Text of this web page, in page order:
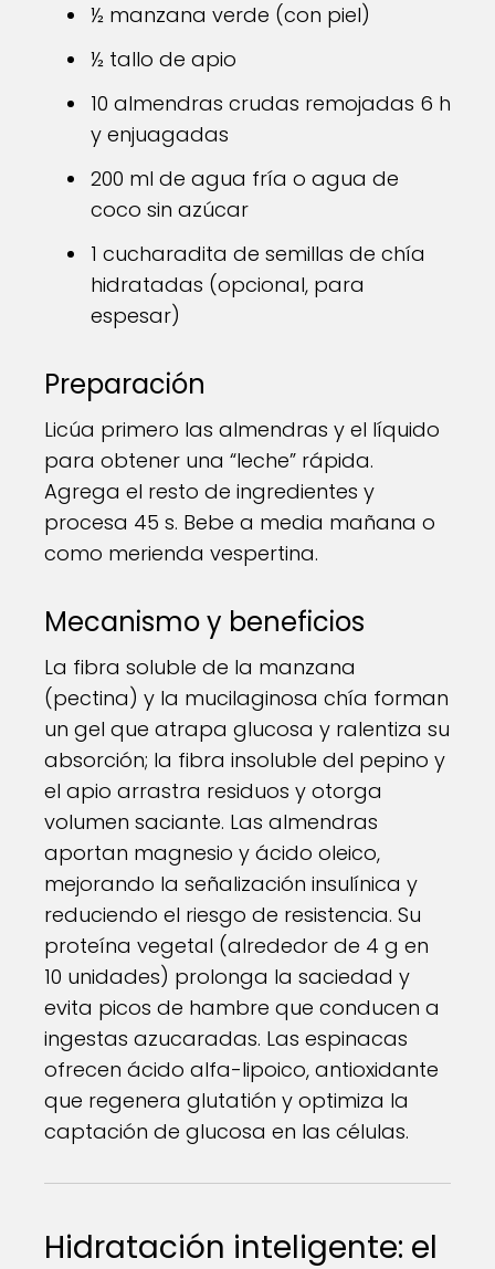
½ manzana verde (con piel)
½ tallo de apio
10 almendras crudas remojadas 6 h
y enjuagadas
200 ml de agua fría o agua de
coco sin azúcar
1 cucharadita de semillas de chía
hidratadas (opcional, para
espesar)
Preparación
Licúa primero las almendras y el líquido
para obtener una “leche” rápida.
Agrega el resto de ingredientes y
procesa 45 s. Bebe a media mañana o
como merienda vespertina.
Mecanismo y beneficios
La fibra soluble de la manzana
(pectina) y la mucilaginosa chía forman
un gel que atrapa glucosa y ralentiza su
absorción; la fibra insoluble del pepino y
el apio arrastra residuos y otorga
volumen saciante. Las almendras
aportan magnesio y ácido oleico,
mejorando la señalización insulínica y
reduciendo el riesgo de resistencia. Su
proteína vegetal (alrededor de 4 g en
10 unidades) prolonga la saciedad y
evita picos de hambre que conducen a
ingestas azucaradas. Las espinacas
ofrecen ácido alfa-lipoico, antioxidante
que regenera glutatión y optimiza la
captación de glucosa en las células.
Hidratación inteligente: el